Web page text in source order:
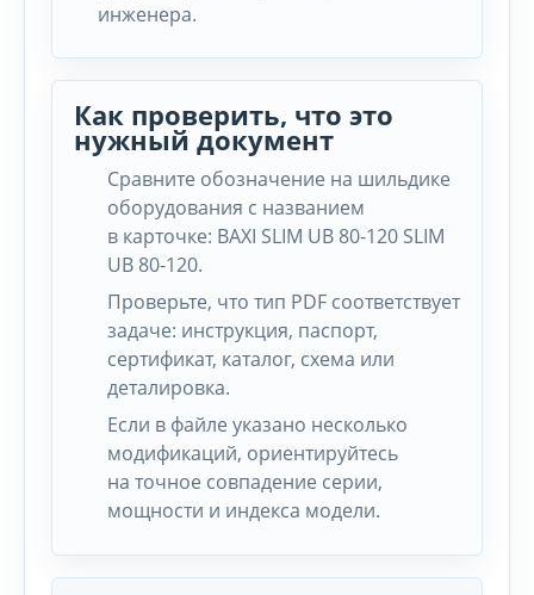
инженера.
Как проверить, что это
нужный документ
Сравните обозначение на шильдике
оборудования с названием
в карточке: BAXI SLIM UB 80-120 SLIM
UB 80-120.
Проверьте, что тип PDF соответствует
задаче: инструкция, паспорт,
сертификат, каталог, схема или
деталировка.
Если в файле указано несколько
модификаций, ориентируйтесь
на точное совпадение серии,
мощности и индекса модели.